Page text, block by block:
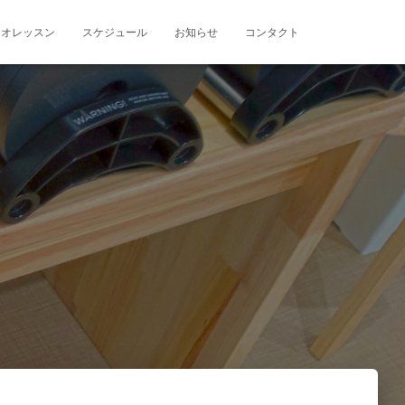
レッスン スケジュール お知らせ コンタクト